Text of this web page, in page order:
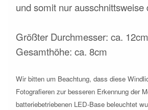
und somit nur ausschnittsweise
Größter Durchmesser: ca. 12cm
Gesamthöhe: ca. 8cm
Wir bitten um Beachtung, dass diese
Fotografieren zur besseren Erkennung der
batteriebetriebenen LED-Base beleuchtet